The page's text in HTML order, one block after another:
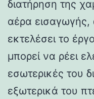
διατήρηση της
αέρα εισαγωγής,
εκτελέσει το
μπορεί να ρέει
εσωτερικές του
εξωτερικά του